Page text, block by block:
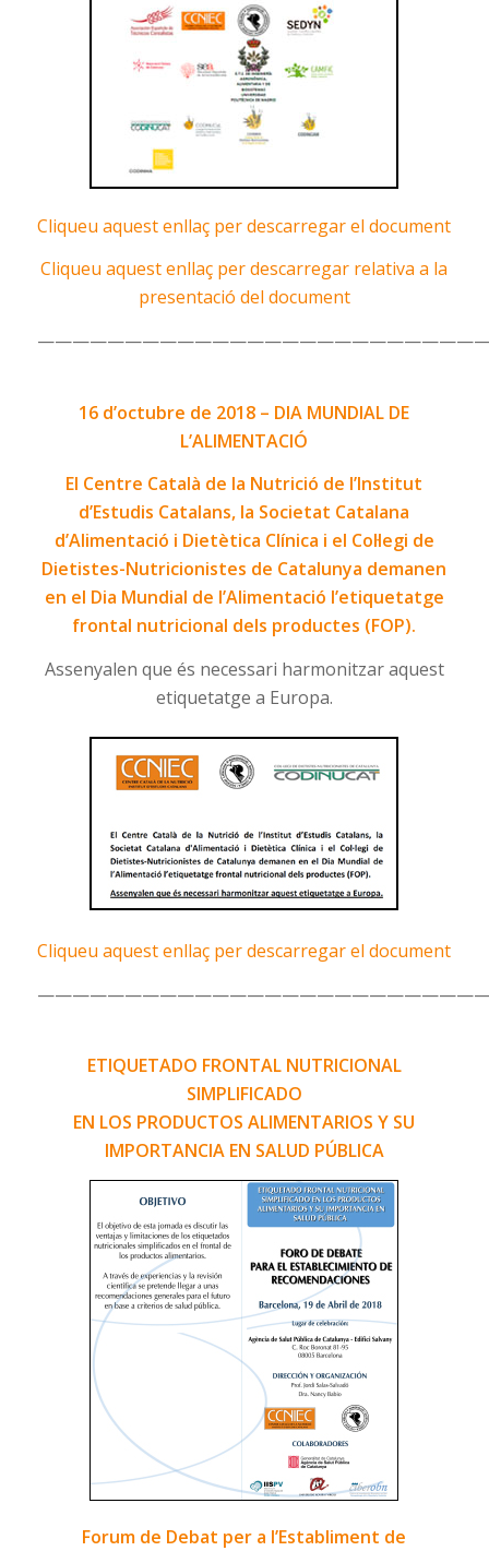
Cliqueu aquest enllaç per descarregar el document
Cliqueu aquest enllaç per descarregar relativa a la
presentació del document
16 d’octubre de 2018 – DIA MUNDIAL DE
L’ALIMENTACIÓ
El Centre Català de la Nutrició de l’Institut
d’Estudis Catalans, la Societat Catalana
d’Alimentació i Dietètica Clínica i el Col·legi de
Dietistes-Nutricionistes de Catalunya demanen
en el Dia Mundial de l’Alimentació l’etiquetatge
frontal nutricional dels productes (FOP).
Assenyalen que és necessari harmonitzar aquest
etiquetatge a Europa.
Cliqueu aquest enllaç per descarregar el document
ETIQUETADO FRONTAL NUTRICIONAL
SIMPLIFICADO
EN LOS PRODUCTOS ALIMENTARIOS Y SU
IMPORTANCIA EN SALUD PÚBLICA
Forum de Debat per a l’Establiment de